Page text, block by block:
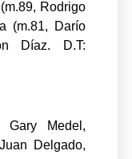
Rodrigo
(m.81, Darío
Díaz. D.T:
Gary Medel,
Delgado,